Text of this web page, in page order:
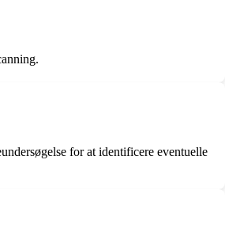
for at identificere eventuelle